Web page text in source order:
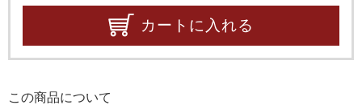
カートに入れる
この商品について